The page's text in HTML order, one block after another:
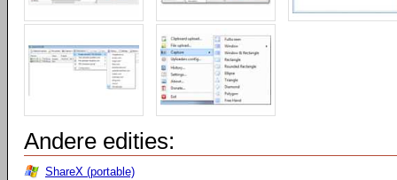
Andere edities:
ShareX (portable)